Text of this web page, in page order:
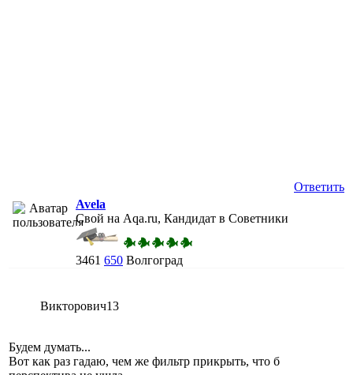
Ответить
Avela
Свой на Aqa.ru, Кандидат в Советники
3461 650 Волгоград
Викторович13
Будем думать...
Вот как раз гадаю, чем же фильтр прикрыть, что б